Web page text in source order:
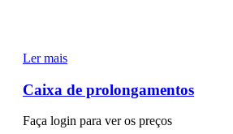
Ler mais
Caixa de prolongamentos
Faça login para ver os preços